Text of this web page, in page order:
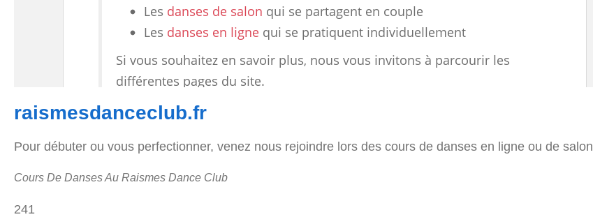
raismesdanceclub.fr
Pour débuter ou vous perfectionner, venez nous rejoindre lors des cours de danses en ligne ou de
Cours De Danses Au Raismes Dance Club
241